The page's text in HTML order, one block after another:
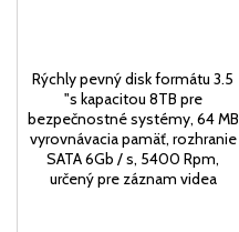
Rýchly pevný disk formátu 3.5
"s kapacitou 8TB pre
bezpečnostné systémy, 64 MB
vyrovnávacia pamäť, rozhranie
SATA 6Gb / s, 5400 Rpm,
určený pre záznam videa